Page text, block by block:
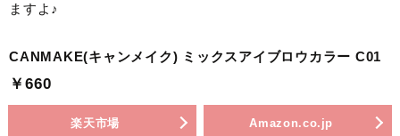
ますよ♪
CANMAKE(キャンメイク) ミックスアイブロウカラー C01
￥660
楽天市場 Amazon.co.jp